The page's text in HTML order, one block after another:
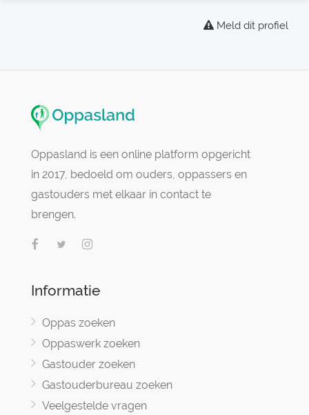
Meld dit profiel
Oppasland is een online platform opgericht
in 2017, bedoeld om ouders, oppassers en
gastouders met elkaar in contact te
brengen.
Informatie
Oppas zoeken
Oppaswerk zoeken
Gastouder zoeken
Gastouderbureau zoeken
Veelgestelde vragen